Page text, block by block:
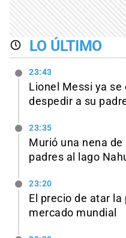
LO ÚLTIMO
23:43
Lionel Messi ya
despedir a su
23:35
Murió una nena
padres al lago
23:20
El precio de atar la
mercado mundial